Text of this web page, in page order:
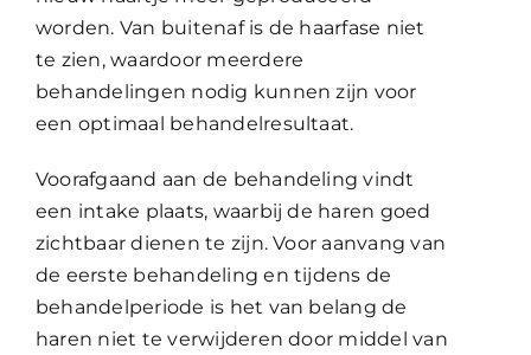
worden. Van buitenaf is de haarfase niet
te zien, waardoor meerdere
behandelingen nodig kunnen zijn voor
een optimaal behandelresultaat.
Voorafgaand aan de behandeling vindt
een intake plaats, waarbij de haren goed
zichtbaar dienen te zijn. Voor aanvang van
de eerste behandeling en tijdens de
behandelperiode is het van belang de
haren niet te verwijderen door middel van